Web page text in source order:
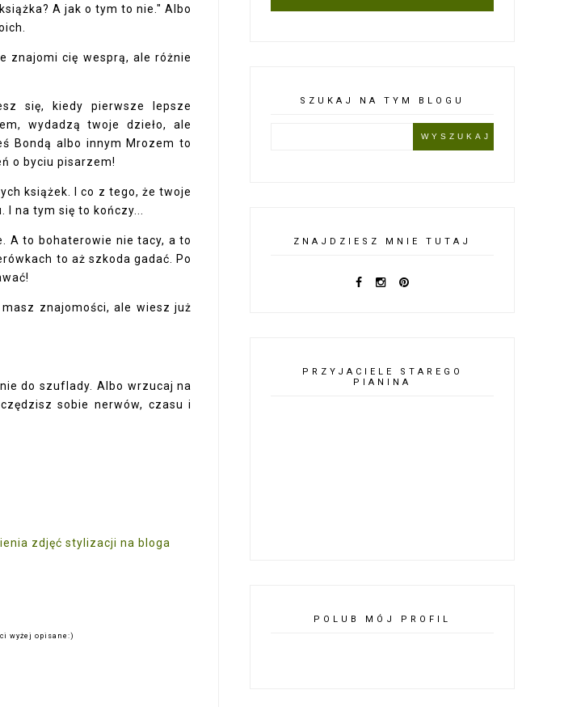
A jak o tym to nie." Albo
znajomi cię wesprą, ale różnie
się, kiedy pierwsze lepsze
wydadzą twoje dzieło, ale
Bondą albo innym Mrozem to
o byciu pisarzem!
książek. I co z tego, że twoje
na tym się to kończy...
A to bohaterowie nie tacy, a to
to aż szkoda gadać. Po
znajomości, ale wiesz już
do szuflady. Albo wrzucaj na
sobie nerwów, czasu i
zdjęć stylizacji na bloga
wyżej opisane:)
SZUKAJ NA TYM BLOGU
ZNAJDZIESZ MNIE TUTAJ
PRZYJACIELE STAREGO
PIANINA
POLUB MÓJ PROFIL